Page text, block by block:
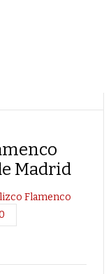
Madrid
Flamenco